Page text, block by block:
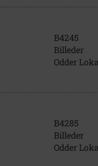
B4245
Billeder
Odder
B4285
Billeder
Odder